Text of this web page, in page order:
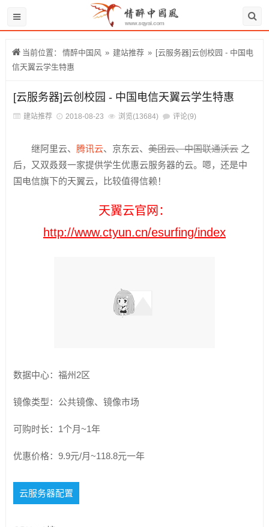
当前位置： 情醉中国风 » 建站推荐 » [云服务器]云创校园 - 中国电
信天翼云学生特惠
[云服务器]云创校园 - 中国电信天翼云学生特惠
建站推荐 2018-08-23 浏览(13684) 评论(9)
继阿里云、 腾讯云、京东云、 美团云、中国联通沃云之
后，又双叒叕一家提供学生优惠云服务器的云。嗯，还是中
国电信旗下的天翼云，比较值得信赖！
天翼云官网：
http://www.ctyun.cn/esurfing/index
数据中心：福州2区
镜像类型：公共镜像、镜像市场
可购时长：1个月~1年
优惠价格：9.9元/月~118.8元一年
云服务器配置